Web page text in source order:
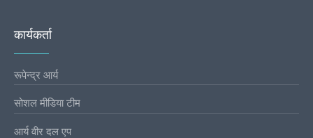
कार्यकर्ता
रूपेन्द्र आर्य
सोशल मीडिया टीम
आर्य वीर दल एप